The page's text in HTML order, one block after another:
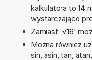
kalkulatora to 14
wystarczająco
Zamiast '√16'
Można również
sin, asin, tan,